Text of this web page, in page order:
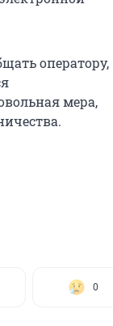
оператору,
мера,
0